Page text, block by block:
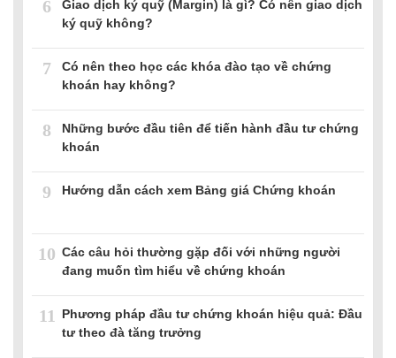
6
Giao dịch ký quỹ (Margin) là gì? Có nên giao dịch
ký quỹ không?
7
Có nên theo học các khóa đào tạo về chứng
khoán hay không?
8
Những bước đầu tiên để tiến hành đầu tư chứng
khoán
9 Hướng dẫn cách xem Bảng giá Chứng khoán
10 Các câu hỏi thường gặp đối với những người
đang muốn tìm hiểu về chứng khoán
11 Phương pháp đầu tư chứng khoán hiệu quả: Đầu
tư theo đà tăng trưởng